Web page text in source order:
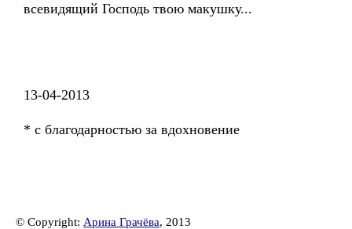
всевидящий Господь твою макушку...
13-04-2013
* с благодарностью за вдохновение
© Copyright: Арина Грачёва, 2013